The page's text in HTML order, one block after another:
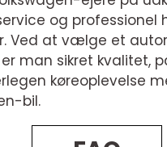
og professionel
Ved at vælge et
man sikret kvalitet,
køreoplevelse
bil.